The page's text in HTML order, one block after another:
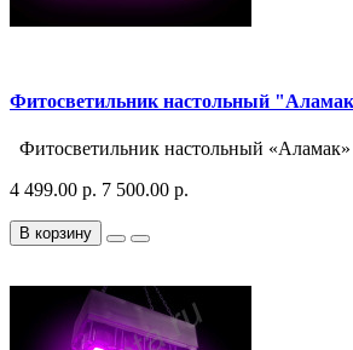
Фитосветильник настольный
Фитосветильник настольный «Аламак»
4 499.00 р. 7 500.00 р.
В корзину